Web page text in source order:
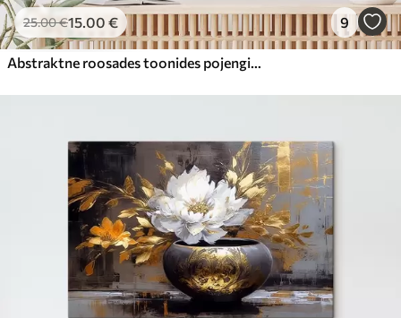
25.00€15.00 € 9
Abstraktne roosades toonides pojengide kimp